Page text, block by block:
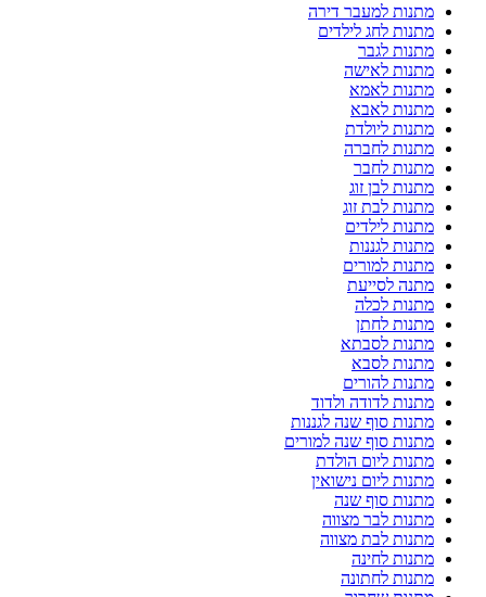
מתנות למעבר דירה
מתנות לחג לילדים
מתנות לגבר
מתנות לאישה
מתנות לאמא
מתנות לאבא
מתנות ליולדת
מתנות לחברה
מתנות לחבר
מתנות לבן זוג
מתנות לבת זוג
מתנות לילדים
מתנות לגננות
מתנות למורים
מתנה לסייעת
מתנות לכלה
מתנות לחתן
מתנות לסבתא
מתנות לסבא
מתנות להורים
מתנות לדודה ולדוד
מתנות סוף שנה לגננות
מתנות סוף שנה למורים
מתנות ליום הולדת
מתנות ליום נישואין
מתנות סוף שנה
מתנות לבר מצווה
מתנות לבת מצווה
מתנות לחינה
מתנות לחתונה